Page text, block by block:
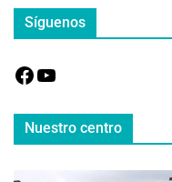
Síguenos
Nuestro centro